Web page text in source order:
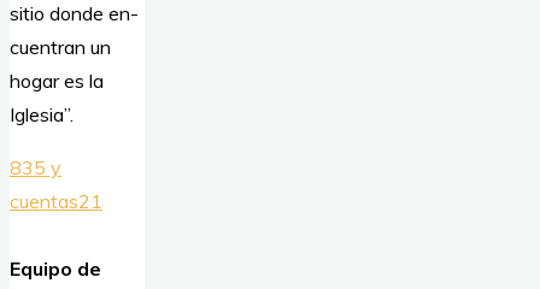
sitio donde en-
cuentran un
hogar es la
Iglesia”.
835 y
cuentas21
Equipo de